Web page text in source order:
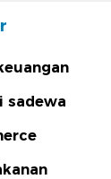
sadewa